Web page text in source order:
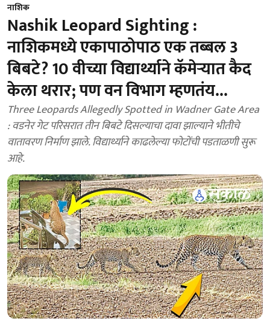
नाशिक
Nashik Leopard Sighting :
नाशिकमध्ये एकापाठोपाठ एक तब्बल 3
बिबटे? 10 वीच्या विद्यार्थ्याने कॅमेऱ्यात कैद
केला थरार; पण वन विभाग म्हणतंय...
Three Leopards Allegedly Spotted in Wadner Gate Area
: वडनेर गेट परिसरात तीन बिबटे दिसल्याचा दावा झाल्याने भीतीचे
वातावरण निर्माण झाले. विद्यार्थ्याने काढलेल्या फोटोंची पडताळणी सुरू
आहे.